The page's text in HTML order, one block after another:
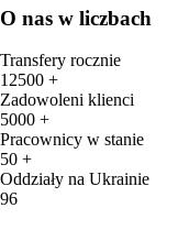
O nas w liczbach
Transfery rocznie
12500 +
Zadowoleni klienci
5000 +
Pracownicy w stanie
50 +
Oddziały na Ukrainie
96